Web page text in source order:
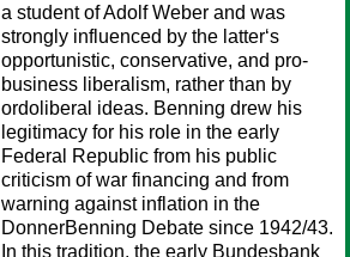
a student of Adolf Weber and was
strongly influenced by the latter‘s
opportunistic, conservative, and pro-
business liberalism, rather than by
ordoliberal ideas. Benning drew his
legitimacy for his role in the early
Federal Republic from his public
criticism of war financing and from
warning against inflation in the
DonnerBenning Debate since 1942/43.
In this tradition, the early Bundesbank